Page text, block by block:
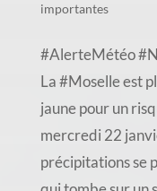
importantes
#AlerteMétéo
La #Moselle est
jaune pour un
mercredi 22
précipitations se